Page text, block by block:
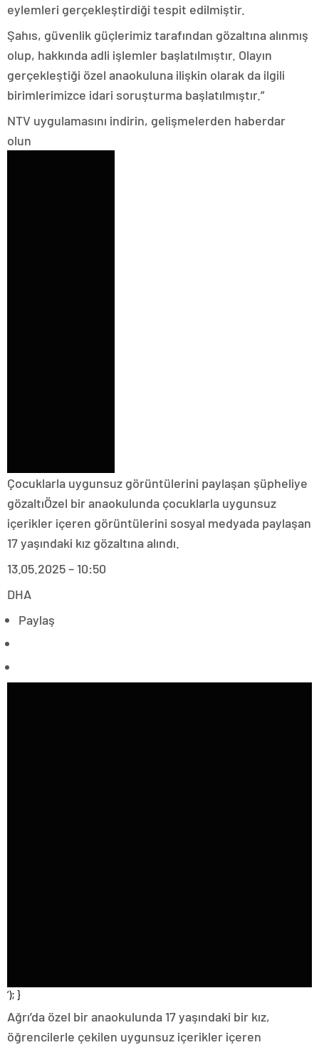
eylemleri gerçekleştirdiği tespit edilmiştir.
Şahıs, güvenlik güçlerimiz tarafından gözaltına alınmış
olup, hakkında adli işlemler başlatılmıştır. Olayın
gerçekleştiği özel anaokuluna ilişkin olarak da ilgili
birimlerimizce idari soruşturma başlatılmıştır.”
NTV uygulamasını indirin, gelişmelerden haberdar
olun
Çocuklarla uygunsuz görüntülerini paylaşan şüpheliye
gözaltıÖzel bir anaokulunda çocuklarla uygunsuz
içerikler içeren görüntülerini sosyal medyada paylaşan
17 yaşındaki kız gözaltına alındı.
13.05.2025 – 10:50
DHA
Paylaş
‘); }
Ağrı’da özel bir anaokulunda 17 yaşındaki bir kız,
öğrencilerle çekilen uygunsuz içerikler içeren